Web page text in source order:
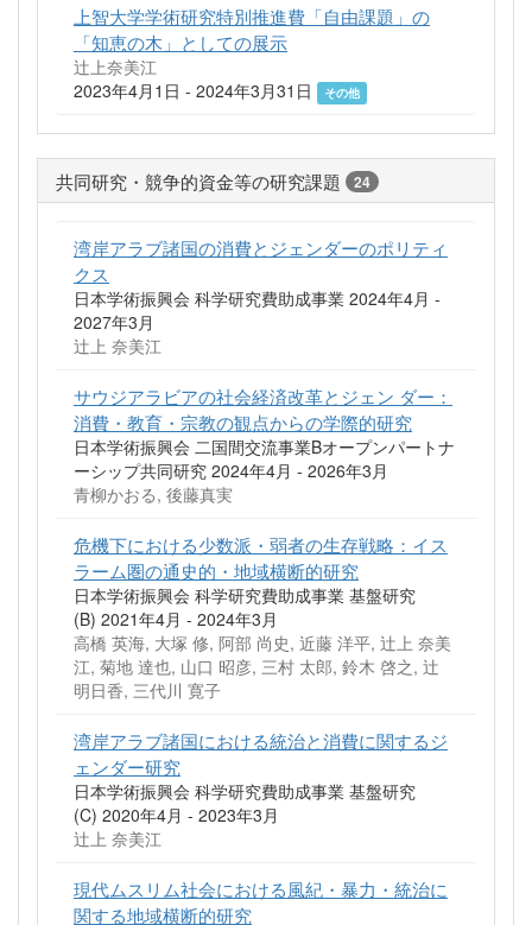
上智大学学術研究特別推進費「自由課題」の
「知恵の木」としての展示
辻上奈美江
2023年4月1日 - 2024年3月31日
その他
共同研究・競争的資金等の研究課題 24
湾岸アラブ諸国の消費とジェンダーのポリティ
クス
日本学術振興会 科学研究費助成事業 2024年4月 -
2027年3月
辻上 奈美江
サウジアラビアの社会経済改革とジェン ダー：
消費・教育・宗教の観点からの学際的研究
日本学術振興会 二国間交流事業Bオープンパートナ
ーシップ共同研究 2024年4月 - 2026年3月
青柳かおる, 後藤真実
危機下における少数派・弱者の生存戦略：イス
ラーム圏の通史的・地域横断的研究
日本学術振興会 科学研究費助成事業 基盤研究
(B) 2021年4月 - 2024年3月
高橋 英海, 大塚 修, 阿部 尚史, 近藤 洋平, 辻上 奈美
江, 菊地 達也, 山口 昭彦, 三村 太郎, 鈴木 啓之, 辻
明日香, 三代川 寛子
湾岸アラブ諸国における統治と消費に関するジ
ェンダー研究
日本学術振興会 科学研究費助成事業 基盤研究
(C) 2020年4月 - 2023年3月
辻上 奈美江
現代ムスリム社会における風紀・暴力・統治に
関する地域横断的研究